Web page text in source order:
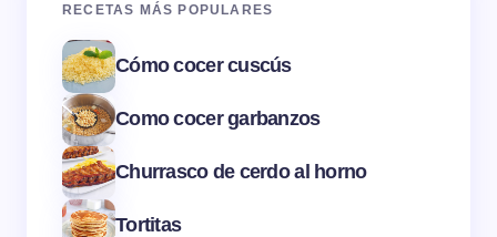
RECETAS MÁS POPULARES
Cómo cocer cuscús
Como cocer garbanzos
Churrasco de cerdo al horno
Tortitas